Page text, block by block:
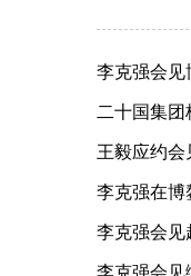
李克强会见
二十国集团
王毅应约会
李克强在博
李克强会见
李克强会见